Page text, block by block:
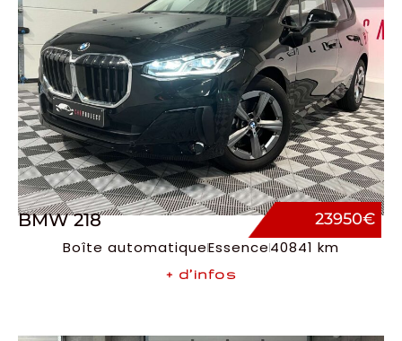
BMW 218 23950€
Boîte automatiqueEssence40841 km
+ d’infos